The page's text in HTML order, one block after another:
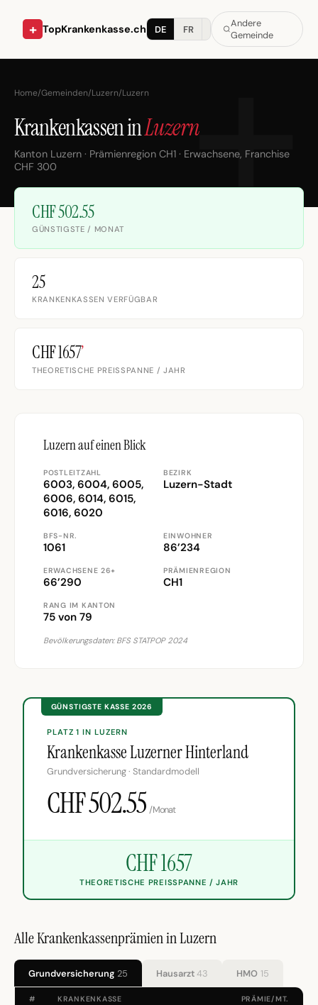
+ TopKrankenkasse.ch DE FR
Andere
Gemeinde
Home/Gemeinden/Luzern/Luzern
Krankenkassen inLuzern
Kanton Luzern · Prämienregion CH1 · Erwachsene, Franchise
CHF 300
CHF 502.55
GÜNSTIGSTE / MONAT
25
KRANKENKASSEN VERFÜGBAR
CHF 1657’
THEORETISCHE PREISSPANNE / JAHR
Luzern auf einen Blick
POSTLEITZAHL
6003, 6004, 6005,
6006, 6014, 6015,
6016, 6020
BEZIRK
Luzern-Stadt
BFS-NR.
1061
EINWOHNER
86’234
ERWACHSENE 26+
66’290
PRÄMIENREGION
CH1
RANG IM KANTON
75 von 79
Bevölkerungsdaten: BFS STATPOP 2024
GÜNSTIGSTE KASSE 2026
PLATZ 1 IN LUZERN
Krankenkasse Luzerner Hinterland
Grundversicherung · Standardmodell
CHF 502.55 /Monat
CHF 1657
THEORETISCHE PREISSPANNE / JAHR
Alle Krankenkassenprämien in Luzern
Grundversicherung 25 Hausarzt43 HMO 15
# KRANKENKASSE PRÄMIE/MT.